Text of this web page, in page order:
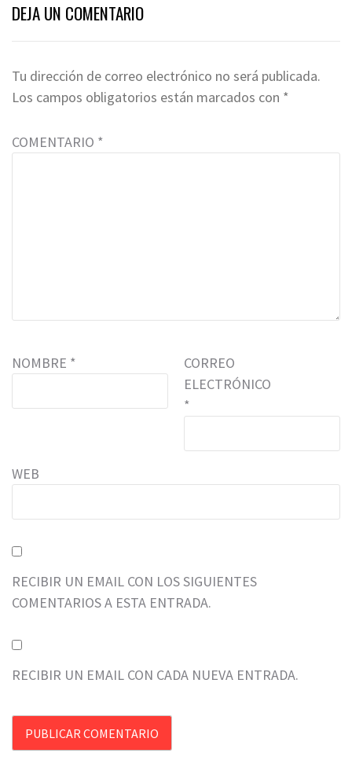
DEJA UN COMENTARIO
Tu dirección de correo electrónico no será publicada.
Los campos obligatorios están marcados con *
COMENTARIO *
NOMBRE *
CORREO
ELECTRÓNICO
*
WEB
RECIBIR UN EMAIL CON LOS SIGUIENTES
COMENTARIOS A ESTA ENTRADA.
RECIBIR UN EMAIL CON CADA NUEVA ENTRADA.